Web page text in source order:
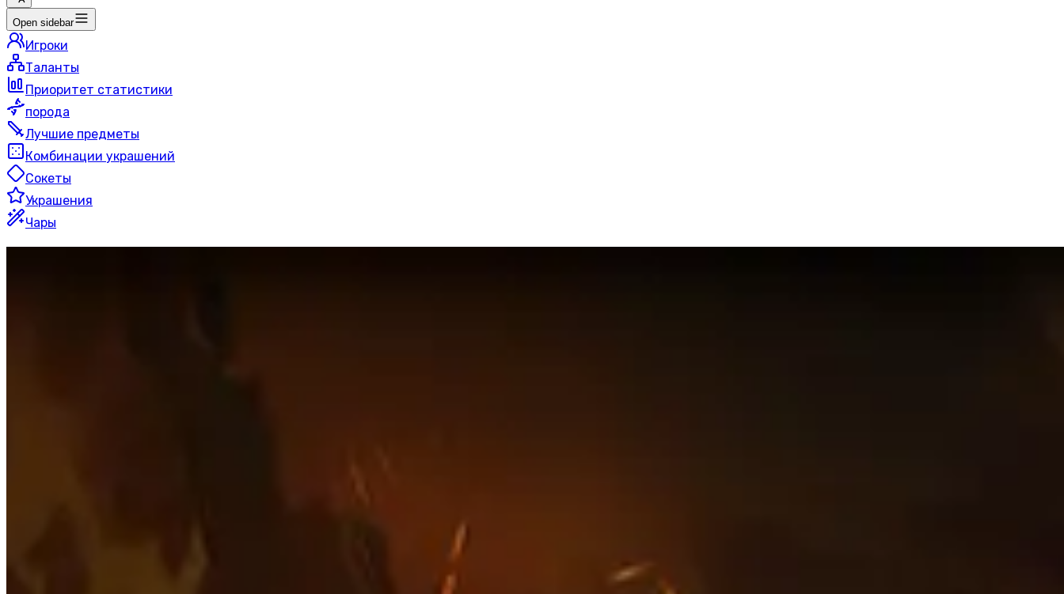
Open sidebar
Игроки
Таланты
Приоритет статистики
порода
Лучшие предметы
Комбинации украшений
Сокеты
Украшения
Чары
Посмотрите краткое резюме самых высоко оцененных игроков в этой категории